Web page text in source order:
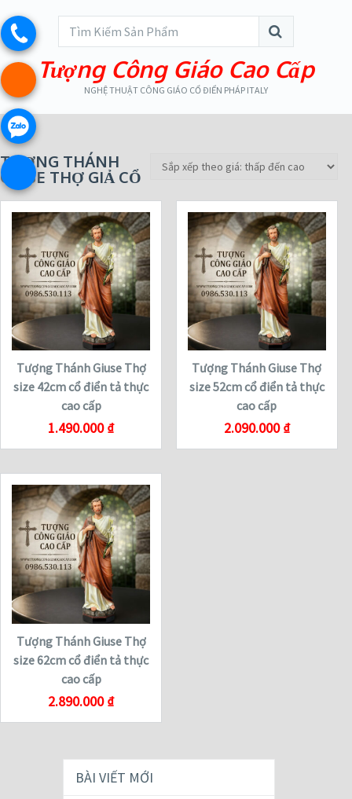
Tượng Công Giáo Cao Cấp
NGHỆ THUẬT CÔNG GIÁO CỔ ĐIỂN PHÁP ITALY
TƯỢNG THÁNH
GIUSE THỢ GIẢ CỔ
Tượng Thánh Giuse Thợ
size 42cm cổ điển tả thực
cao cấp
1.490.000₫
Tượng Thánh Giuse Thợ
size 52cm cổ điển tả thực
cao cấp
2.090.000₫
Tượng Thánh Giuse Thợ
size 62cm cổ điển tả thực
cao cấp
2.890.000₫
BÀI VIẾT MỚI